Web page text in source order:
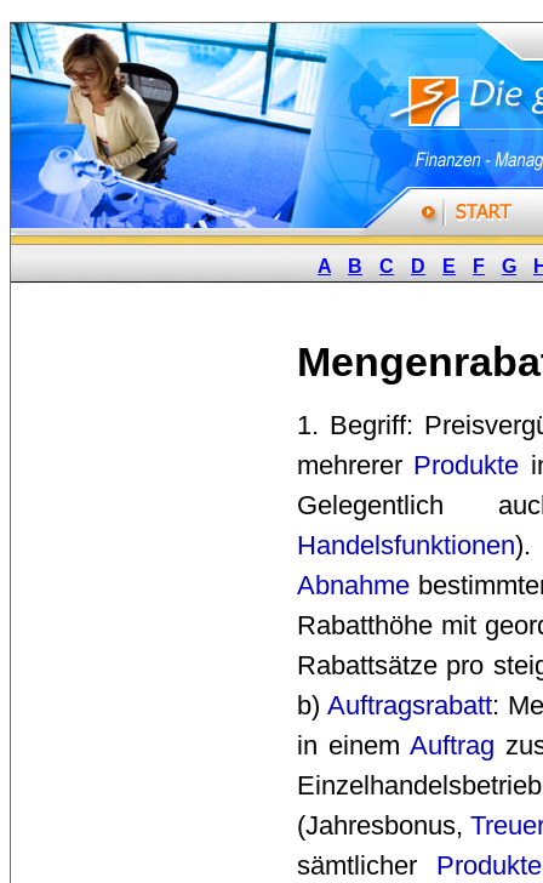
A B C D E F G
1. Begriff:
mehrerer Produkte
Gelegentlich
Handelsfunktionen).
Abnahme
Rabatthöhe mit
Rabattsätze pro
b) Auftragsrabatt:
in einemAuftrag
(Jahresbonus,
sämtlicher Produkte